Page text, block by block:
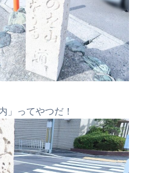
」ってやつだ！